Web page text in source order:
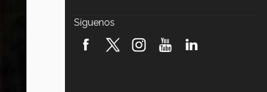
robótica FIRST 2026! (video)
Síguenos